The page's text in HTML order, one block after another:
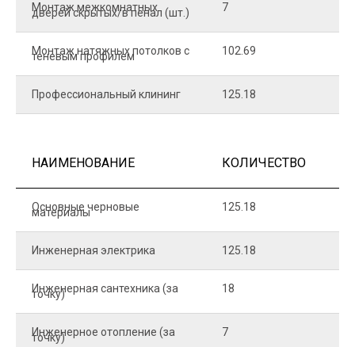
Монтаж межкомнатных
дверей скрытых/в пенал (шт.) 7
Монтаж натяжных потолков с
теневым профилем 102.69
Профессиональный клининг 125.18
НАИМЕНОВАНИЕ КОЛИЧЕСТВО
Основные черновые
материалы 125.18
Инженерная электрика 125.18
Инженерная сантехника (за
точку) 18
Инженерное отопление (за
точку) 7